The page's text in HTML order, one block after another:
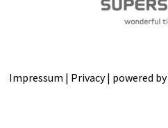
Impressum | Privacy| powered by